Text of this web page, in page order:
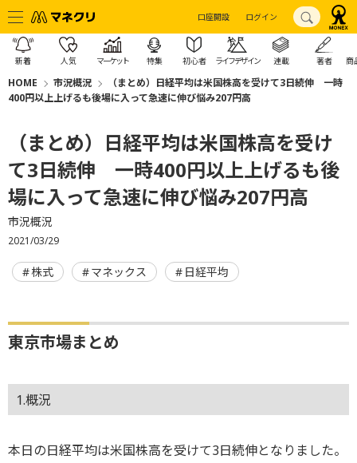
口座開設 ログイン
新着 人気 マーケット 特集 初心者 ライフデザイン 連載 著者 商
HOME 市況概況
（まとめ）日経平均は米国株高を受けて3日続伸 一時
400円以上上げるも後場に入って急速に伸び悩み207円高
（まとめ）日経平均は米国株高を受け
て3日続伸 一時400円以上上げるも後
場に入って急速に伸び悩み207円高
市況概況
2021/03/29
株式 マネックス 日経平均
東京市場まとめ
1.概況
本日の日経平均は米国株高を受けて3日続伸となりました。